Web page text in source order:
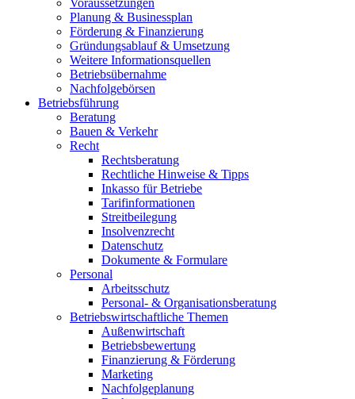
Voraussetzungen
Planung & Businessplan
Förderung & Finanzierung
Gründungsablauf & Umsetzung
Weitere Informationsquellen
Betriebsübernahme
Nachfolgebörsen
Betriebsführung
Beratung
Bauen & Verkehr
Recht
Rechtsberatung
Rechtliche Hinweise & Tipps
Inkasso für Betriebe
Tarifinformationen
Streitbeilegung
Insolvenzrecht
Datenschutz
Dokumente & Formulare
Personal
Arbeitsschutz
Personal- & Organisationsberatung
Betriebswirtschaftliche Themen
Außenwirtschaft
Betriebsbewertung
Finanzierung & Förderung
Marketing
Nachfolgeplanung